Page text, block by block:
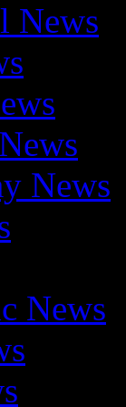
News
News
News